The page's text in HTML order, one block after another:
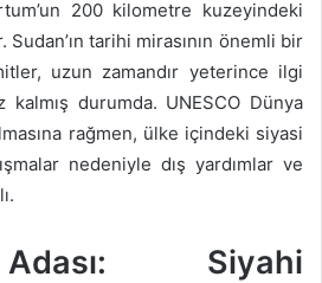
200 kilometre kuzeyindeki
Sudan’ın tarihi mirasının önemli bir
uzun zamandır yeterince ilgi
kalmış durumda. UNESCO Dünya
rağmen, ülke içindeki siyasi
nedeniyle dış yardımlar ve
Siyahi